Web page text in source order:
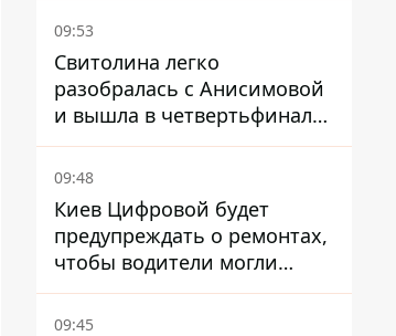
09:53
Свитолина легко
разобралась с Анисимовой
и вышла в четвертьфинал
турнира в Торонто
09:48
Киев Цифровой будет
предупреждать о ремонтах,
чтобы водители могли
избегать участков с
пробками
09:45